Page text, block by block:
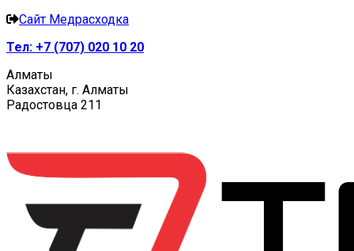
Сайт Медрасходка
Тел: +7 (707) 020 10 20
Алматы
Казахстан, г. Алматы
Радостовца 211